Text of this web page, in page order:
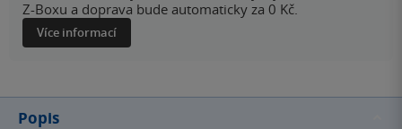
Z-Boxu a doprava bude automaticky za 0 Kč.
Více informací
Popis